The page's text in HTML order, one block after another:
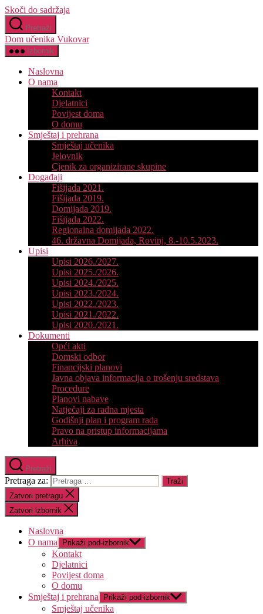
Skoči do sadržaja
Pretraži
Dom učenika Vukovar
Izbornik
Naslovna
O nama
Kontakt
Djelatnici
Povijest doma
O domu
Smještaj i prehrana
Smještaj učenika
Jelovnik
Cjenik za organizirane skupine
Događaji
Fišijada 2021.
Fišijada 2019.
Domijada 2019.
Fišijada 2022.
Regionalna domijada 2022.
46. državna Domijada, Rovinj, 8.-10.5.2023.
Upisi
Upisi 2026./2027.
Upisi 2025./2026.
Upisi 2024./2025.
Upisi 2023./2024.
Upisi 2022./2023.
Upisi 2021./2022.
Upisi 2020./2021.
Dokumenti
Opći akti
Domski odbor
Financijski planovi
Javna objava informacija o trošenju sredstava
Procedure
Planovi nabave
Natječaji za radna mjesta
Godišnji plan i program rada
Pravo na pristup informacijama
Arhiva
Pretraži
Pretraga za:
Zatvori pretragu
Zatvori izbornik
Naslovna
O nama
Prikaži pod-izbornik
Kontakt
Djelatnici
Povijest doma
O domu
Smještaj i prehrana
Prikaži pod-izbornik
Smještaj učenika